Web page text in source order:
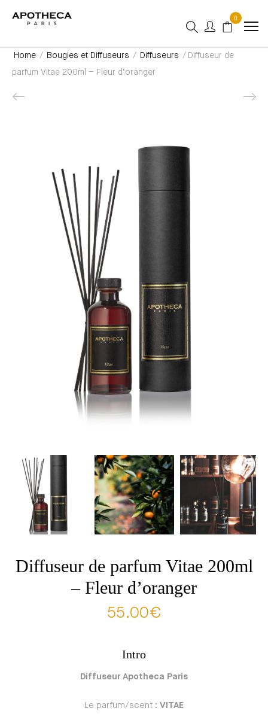
0
Home / Bougies et Diffuseurs / Diffuseurs / Diffuseur de
parfum Vitae 200ml – Fleur d’oranger
Product navigation
Diffuseur de parfum Vitae 200ml
– Fleur d’oranger
55.00€
Intro
Diffuseur Apotheca Paris
Le parfum/scent : VITAE